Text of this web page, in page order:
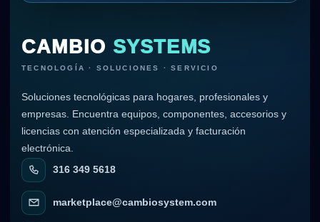
CAMBIO SYSTEMS
TECNOLOGÍA · SOLUCIONES · SERVICIO
Soluciones tecnológicas para hogares, profesionales y
empresas. Encuentra equipos, componentes, accesorios y
licencias con atención especializada y facturación
electrónica.
316 349 5618
marketplace@cambiosystem.com